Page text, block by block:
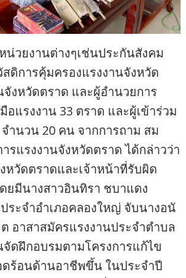
น่วยงานต่างๆเช่นประกันสังคม
ดิการคุ้มครองแรงงานจังหวัด
งหวัดตราด และผู้อํานวยการ
แรงงาน 33 ตราด และผู้เข้าร่วม
านวน 20 คน จากการถาม สม
แรงงานจังหวัดตราด ได้กล่าวว่า
หวัดตราดและเจ้าหน้าที่รับผิด
ยมีนางสาวอินทิรา ชบาแดง
ะจำอำเภอคลองใหญ่ จับนางอนั
อาสาสมัครแรงงานประจำตำบล
ดฝึกอบรมตามโครงการแก้ไข
ร้อนด้านอาชีพขึ้น ในประจําปี